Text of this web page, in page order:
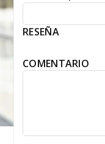
RESEÑA
COMENTARIO